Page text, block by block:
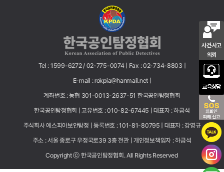
사건·사고
의뢰
교육상담
Tel : 1599-6272 / 02-775-0074 |
Fax : 02-734-8803 |
E-mail : rokpia@hanmail.net |
계좌번호 : 농협 301-0013-2637-51 한국공인탐정협회
한국공인탐정협회 |
고유번호 : 010-82-67445 |
대표자 : 하금석
주식회사 에스피아보안탐정 |
등록번호 : 101-81-80795 |
대표자 : 강영규
주소 : 서울 종로구 우정국로39 3층 전관 |
개인정보책임자 : 하금석
Copyright ⓒ 한국공인탐정협회. All Rights Reserved